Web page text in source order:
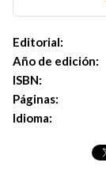
Editorial:
Año de edición:
ISBN:
Páginas:
Idioma: